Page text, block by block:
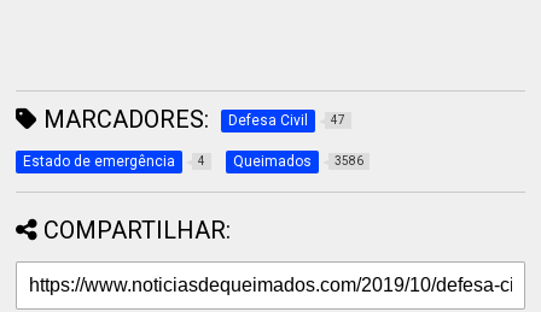
MARCADORES: Defesa Civil 47
Estado de emergência 4 Queimados 3586
COMPARTILHAR: